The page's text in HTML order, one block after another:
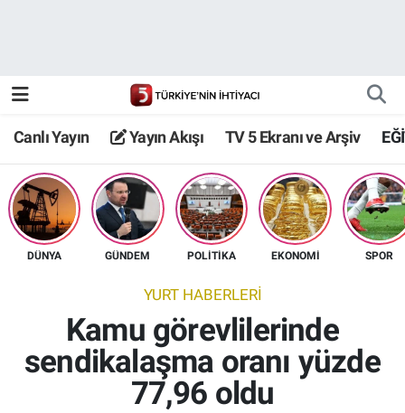
Canlı Yayın Yayın Akışı TV 5 Ekranı ve Arşiv
DÜNYA GÜNDEM POLİTİKA EKONOMİ SPOR
YURT HABERLERİ
Kamu görevlilerinde
sendikalaşma oranı yüzde
77,96 oldu
TV 5 Ekranı ve Arşiv